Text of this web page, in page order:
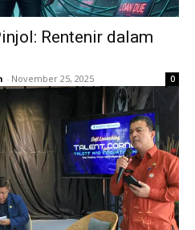
Rentenir dalam
- November 25, 2025 0